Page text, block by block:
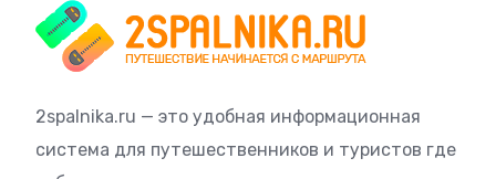
2spalnika.ru — это удобная информационная
система для путешественников и туристов где